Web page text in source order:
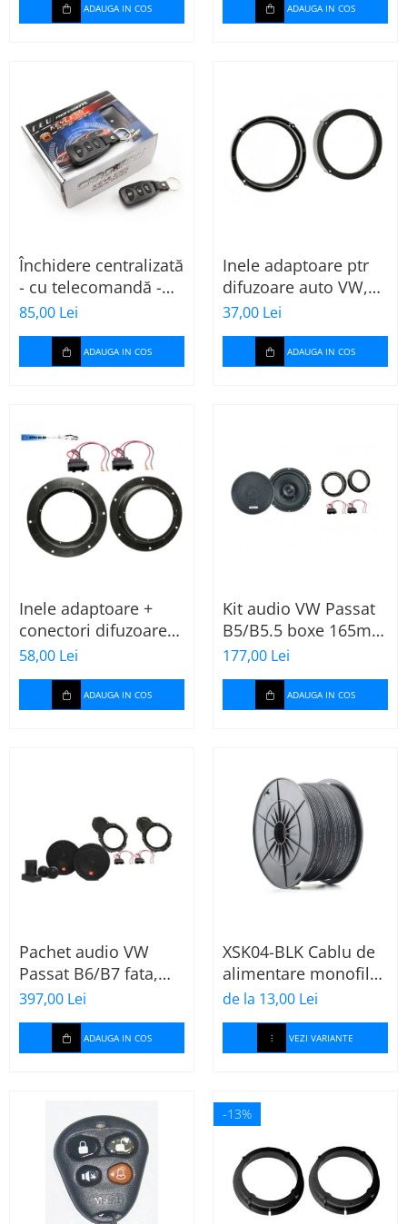
ADAUGA IN COS ADAUGA IN COS
Închidere centralizată
- cu telecomandă -
CARGUARD
85,00 Lei
ADAUGA IN COS
Inele adaptoare ptr
difuzoare auto VW,
Seat, Skoda
37,00 Lei
ADAUGA IN COS
Inele adaptoare +
conectori difuzoare
fata 165mm VW Golf
V, VI
58,00 Lei
ADAUGA IN COS
Kit audio VW Passat
B5/B5.5 boxe 165mm
XT172
177,00 Lei
ADAUGA IN COS
Pachet audio VW
Passat B6/B7 fata,
boxe, inele, mufe
adaptoare JBL
STAGE2 604C
397,00 Lei
ADAUGA IN COS
XSK04-BLK Cablu de
alimentare monofilar
negru Ampire de
4mm2 (11AWG),
cupru, rola 50m
de la 13,00 Lei
VEZI VARIANTE
-13%